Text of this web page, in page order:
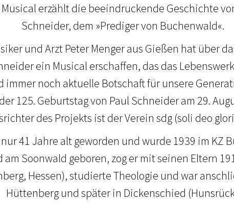
erzählt die beeindruckende Geschichte
Schneider, dem »Prediger von Buchenwald«.
und Arzt Peter Menger aus Gießen hat über
ein Musical erschaffen, das das
immer noch aktuelle Botschaft für unsere
125. Geburtstag von Paul Schneider am 29.
des Projekts ist der Verein sdg (soli deo
41 Jahre alt geworden und wurde 1939 im KZ
am Soonwald geboren, zog er mit seinen Eltern
Hessen), studierte Theologie und war
Hüttenberg und später in Dickenschied